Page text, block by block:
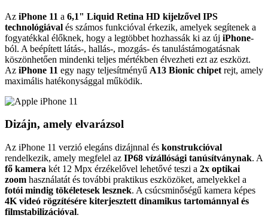
Az iPhone 11 a 6,1" Liquid Retina HD kijelzővel IPS
technológiával és számos funkcióval érkezik, amelyek segítenek a
fogyatékkal élőknek, hogy a legtöbbet hozhassák ki az új iPhone-
ból. A beépített látás-, hallás-, mozgás- és tanulástámogatásnak
köszönhetően mindenki teljes mértékben élvezheti ezt az eszközt.
Az iPhone 11 egy nagy teljesítményű A13 Bionic chipet rejt, amely
maximális hatékonysággal működik.
Dizájn, amely elvarázsol
Az iPhone 11 verzió elegáns dizájnnal és konstrukcióval
rendelkezik, amely megfelel az IP68 vízállósági tanúsítványnak. A
fő kamera két 12 Mpx érzékelővel lehetővé teszi a 2x optikai
zoom használatát és további praktikus eszközöket, amelyekkel a
fotói mindig tökéletesek lesznek. A csúcsminőségű kamera képes
4K videó rögzítésére kiterjesztett dinamikus tartománnyal és
filmstabilizációval.